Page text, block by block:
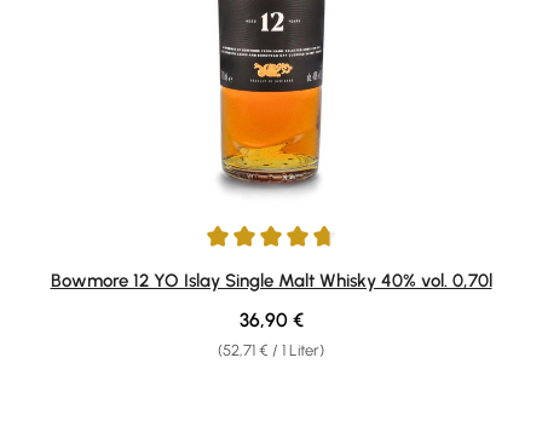
Durchschnittliche Bewertung von 4.75 von 5 Sternen
Bowmore 12 YO Islay Single Malt Whisky 40% vol. 0,70l
(52,71 € / 1 Liter)
Regulärer Preis:
36,90 €